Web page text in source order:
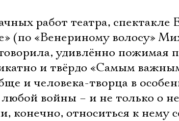
работ театра, спектакле
(по «Венериному волосу»
удивлённо пожимая
и твёрдо «Самым
и человека-творца в
любой войны – и не только о
конечно, относиться к нему